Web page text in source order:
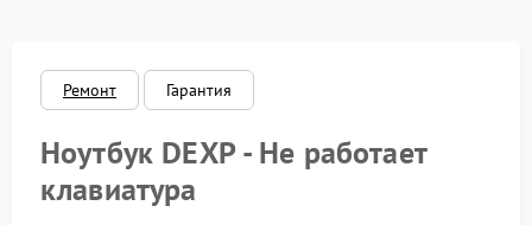
Ремонт Гарантия
Ноутбук DEXP - Не работает
клавиатура